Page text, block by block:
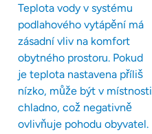
Teplota vody v systému
podlahového vytápění má
zásadní vliv na komfort
obytného prostoru. Pokud
je teplota nastavena příliš
nízko, může být v místnosti
chladno, což negativně
ovlivňuje pohodu obyvatel.